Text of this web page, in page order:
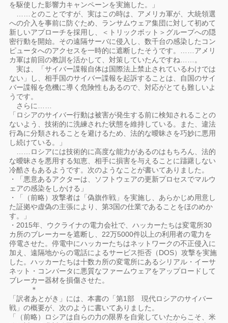
を駆使した影響力キャンペーンを実施した。」
……とのことですが、実はこの時は、アメリカ軍が、大統領選
への介入を事前に防ぐため、ランサムウェア集団に対して初めて
新しいアプローチを採用し、＜トリックボット＞グループへの隠
密行動を開始。その遠隔サーバに侵入し、数千台の感染したコン
ピュータへのアクセスを一時的に遮断したそうです。……アメリ
カ軍は前回の教訓を活かして、対策していたんですね……。
実は、「サイバー諜報自体は国際法上禁止されているわけでは
ない」し、相手国のサイバー諜報を起訴することは、自国のサイ
バー諜報を危機に導く危険性もあるので、対応がとても難しいよ
うです。
さらに……
「ロシアのサイバー行動は被害が発生する前に検知されることの
ないよう、技術的に洗練された状態を維持している。また、違法
行為に分類されることを避けるため、法的な曖昧さを巧妙に悪用
し続けている。」
……ロシアには技術的に高度な能力があるのはもちろん、法的
な曖昧さを悪用する知恵、相手に損害を与えることに躊躇しない
冷酷さもあるようです。次のようなことが書いてありました。
・「悪意あるアクターは、ソフトウェアの更新プロセスでマルウ
ェアの感染をしかける」
・「（前略）攻撃者は「偽旗作戦」を実施し、あらかじめ用意し
た証拠や虚偽の主張により、第3国の仕業であることをほのめか
す。」
・2015年、ウクライナの電力会社で、ハッカーたちは変電所30
カ所のブレーカーを遮断し、22万5000件以上の利用者の電力を
停電させた。停電中にハッカーたちはネットワークの不正侵入に
加え、遠隔地からの電話によるサービス拒否（DOS）攻撃を実施
した。ハッカーたちは十数カ所の変電所にあるシリアル・イーサ
ネット・コンバータに悪質なファームウェアをアップロードして
ブレーカー器材を損傷させた。
＊
「訳者あとがき」には、本書の「第1部 現代ロシアのサイバー
戦」の概要が、次のように書いてありました。
「（前略）ロシアは自らの力の限界を自覚していたからこそ、米